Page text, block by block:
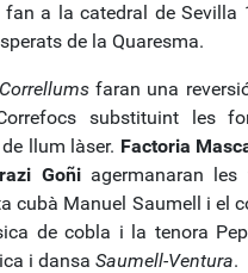
a la catedral de Sevilla
de la Quaresma.
Correllumsfaran una
substituint les
llum làser. Factoria
Goñiagermanaran les
cubà Manuel Saumell i el
de cobla i la tenora
i dansa Saumell-Ventura.